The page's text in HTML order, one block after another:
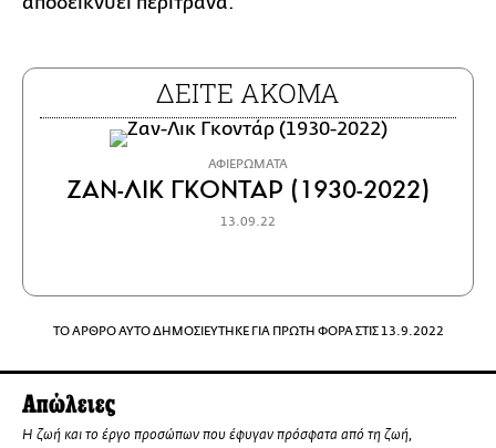
ΔΕΙΤΕ ΑΚΟΜΑ
ΑΦΙΕΡΩΜΑΤΑ
ΖΑΝ-ΛΙΚ ΓΚΟΝΤΑΡ (1930-2022)
13.09.22
ΤΟ ΑΡΘΡΟ ΑΥΤΟ ΔΗΜΟΣΙΕΥΤΗΚΕ ΓΙΑ ΠΡΩΤΗ ΦΟΡΑ ΣΤΙΣ 13.9.2022
Απώλειες
Η ζωή και το έργο προσώπων που έφυγαν πρόσφατα από τη ζωή,